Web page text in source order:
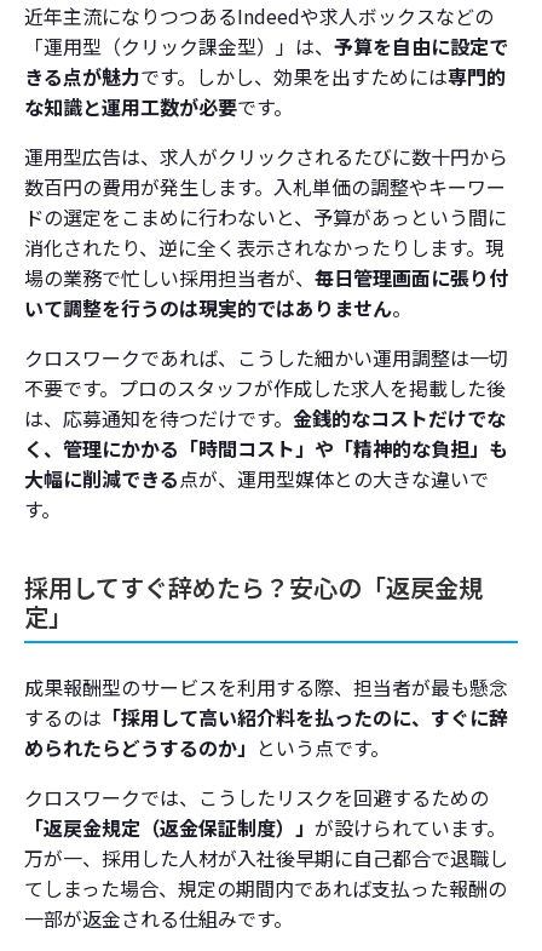
近年主流になりつつあるIndeedや求人ボックスなどの
「運用型（クリック課金型）」は、 予算を自由に設定で
きる点が魅力です。しかし、効果を出すためには専門的
な知識と運用工数が必要です。
運用型広告は、求人がクリックされるたびに数十円から
数百円の費用が発生します。入札単価の調整やキーワー
ドの選定をこまめに行わないと、予算があっという間に
消化されたり、逆に全く表示されなかったりします。現
場の業務で忙しい採用担当者が、 毎日管理画面に張り付
いて調整を行うのは現実的ではありません。
クロスワークであれば、こうした細かい運用調整は一切
不要です。プロのスタッフが作成した求人を掲載した後
は、応募通知を待つだけです。 金銭的なコストだけでな
く、管理にかかる「時間コスト」や「精神的な負担」も
大幅に削減できる点が、運用型媒体との大きな違いで
す。
採用してすぐ辞めたら？安心の「返戻金規
定」
成果報酬型のサービスを利用する際、担当者が最も懸念
するのは 「採用して高い紹介料を払ったのに、すぐに辞
められたらどうするのか」 という点です。
クロスワークでは、こうしたリスクを回避するための
「返戻金規定（返金保証制度）」 が設けられています。
万が一、採用した人材が入社後早期に自己都合で退職し
てしまった場合、規定の期間内であれば支払った報酬の
一部が返金される仕組みです。